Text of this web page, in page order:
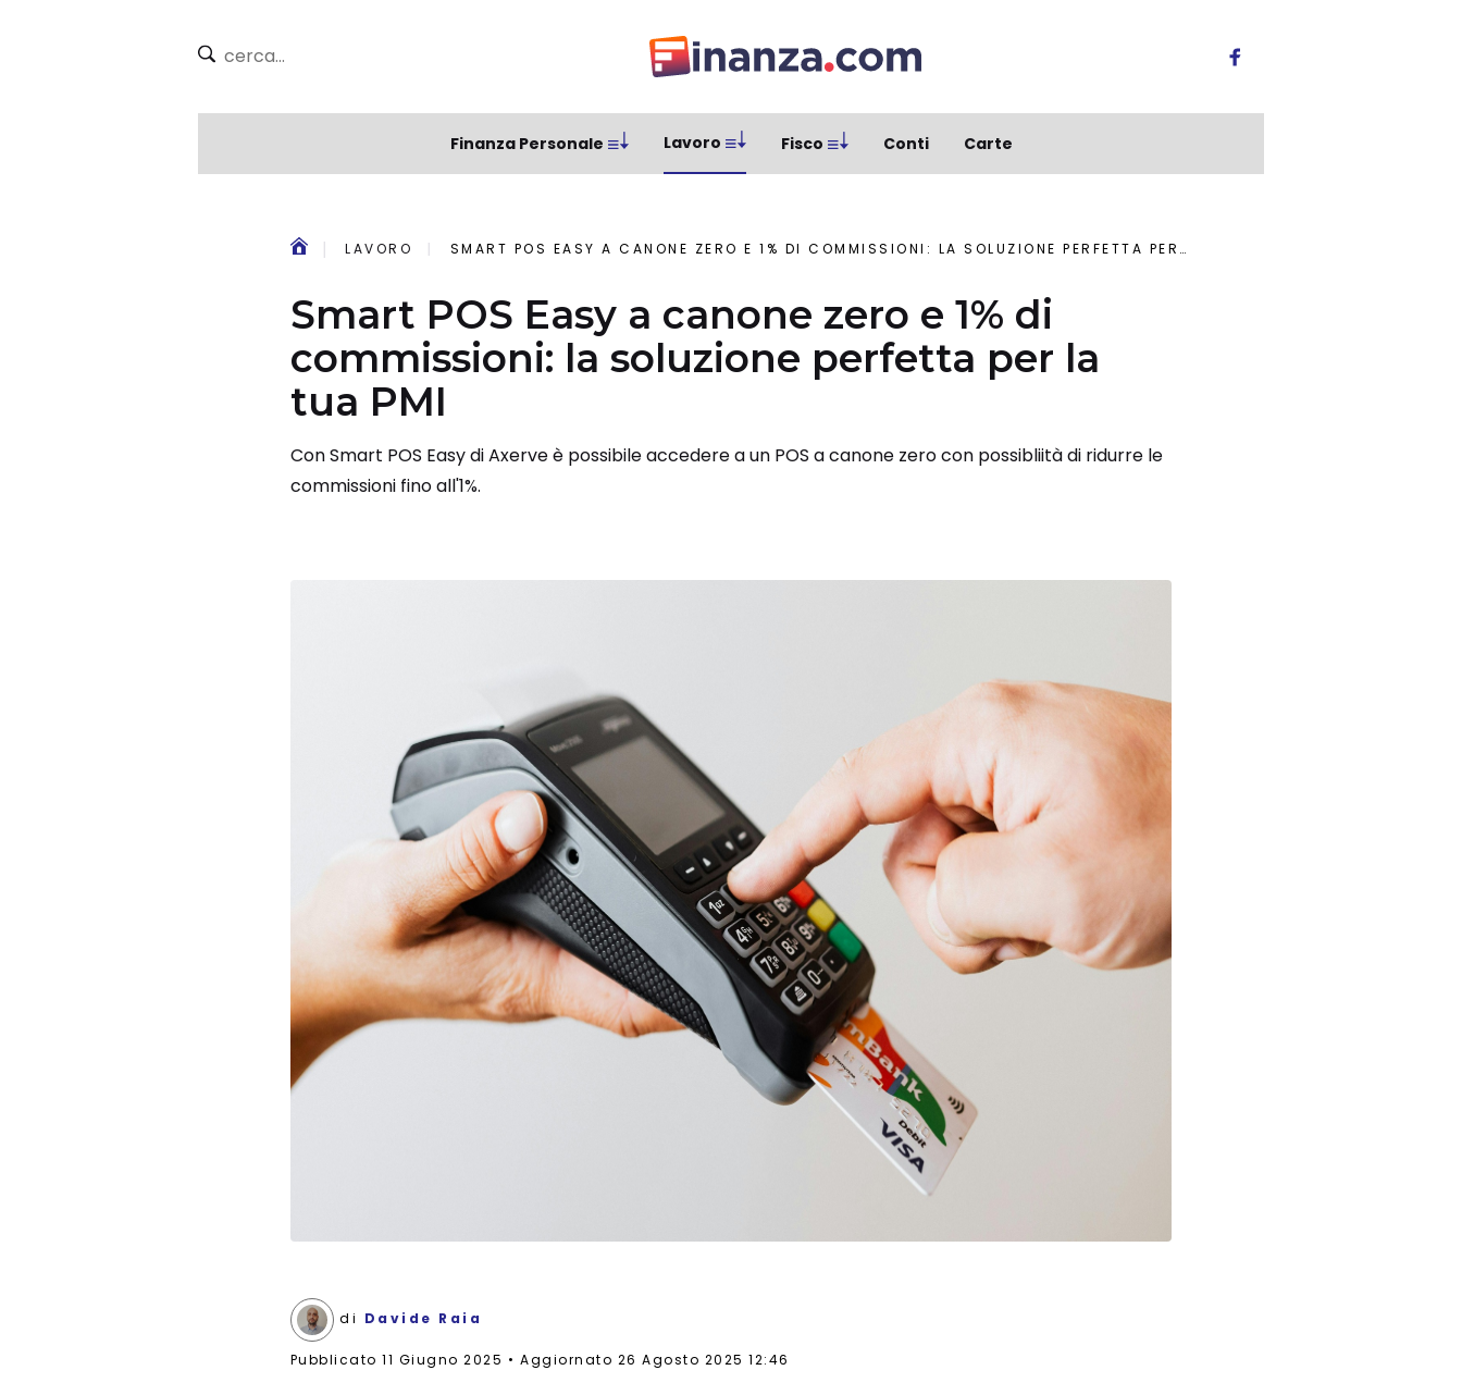
Finanza Personale Lavoro Fisco Conti Carte
LAVORO SMART POS EASY A CANONE ZERO E 1% DI COMMISSIONI: LA SOLUZIONE PERFETTA PER LA TUA PMI
Smart POS Easy a canone zero e 1% di
commissioni: la soluzione perfetta per la
tua PMI
Con Smart POS Easy di Axerve è possibile accedere a un POS a canone zero con possibliità di ridurre le
commissioni fino all'1%.
di Davide Raia
Pubblicato11 Giugno 2025 Aggiornato 26 Agosto 2025 12:46